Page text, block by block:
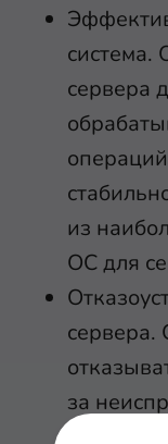
система.
сервера
из
ОС для
сервера.
за